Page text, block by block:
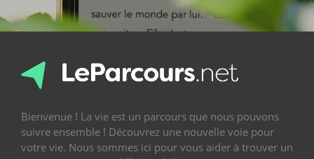
Bienvenue ! La vie est un parcours que nous pouvons
suivre ensemble ! Découvrez une nouvelle voie pour
votre vie. Nous sommes ici pour vous aider à trouver un